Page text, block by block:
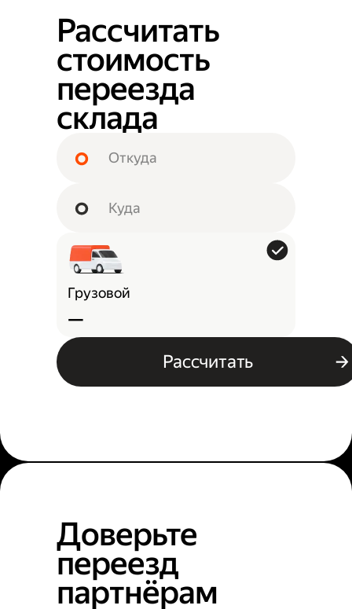
Рассчитать
стоимость
переезда
склада
Грузовой
—
Рассчитать
Доверьте
переезд
партнёрам